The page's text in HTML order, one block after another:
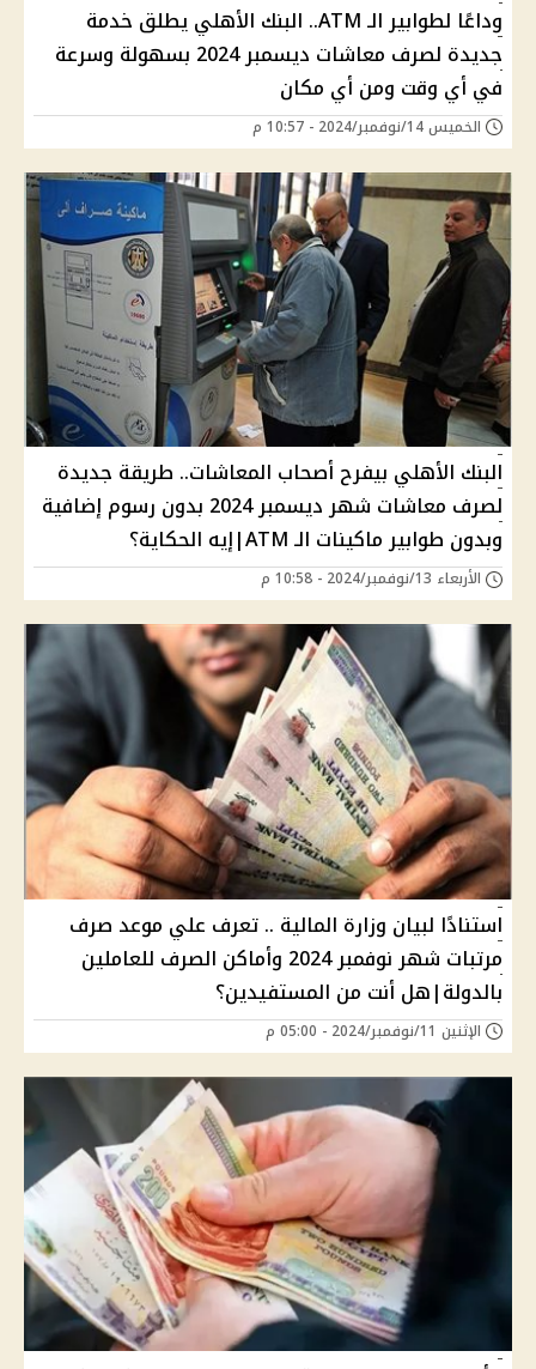
وداعًا لطوابير الـ ATM.. البنك الأهلي يطلق خدمة
جديدة لصرف معاشات ديسمبر 2024 بسهولة وسرعة
في أي وقت ومن أي مكان
الخميس 14/نوفمبر/2024 - 10:57 م
البنك الأهلي بيفرح أصحاب المعاشات.. طريقة جديدة
لصرف معاشات شهر ديسمبر 2024 بدون رسوم إضافية
وبدون طوابير ماكينات الـ ATM|إيه الحكاية؟
الأربعاء 13/نوفمبر/2024 - 10:58 م
استنادًا لبيان وزارة المالية .. تعرف علي موعد صرف
مرتبات شهر نوفمبر 2024 وأماكن الصرف للعاملين
بالدولة|هل أنت من المستفيدين؟
الإثنين 11/نوفمبر/2024 - 05:00 م